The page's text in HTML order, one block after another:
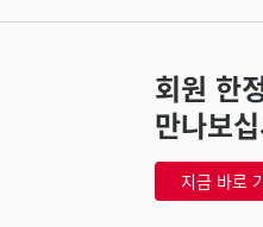
회원 한
만나보
지금 바로